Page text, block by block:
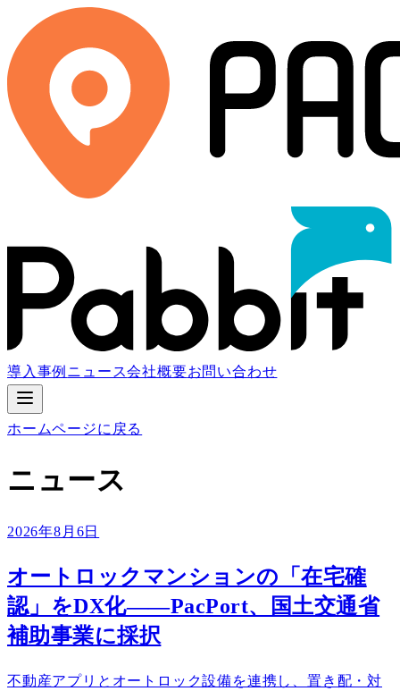
導入事例 ニュース会社概要お問い合わせ
ホームページに戻る
ニュース
2026年8月6日
オートロックマンションの「在宅確
認」をDX化――PacPort、国土交通省
補助事業に採択
不動産アプリとオートロック設備を連携し、置き配・対